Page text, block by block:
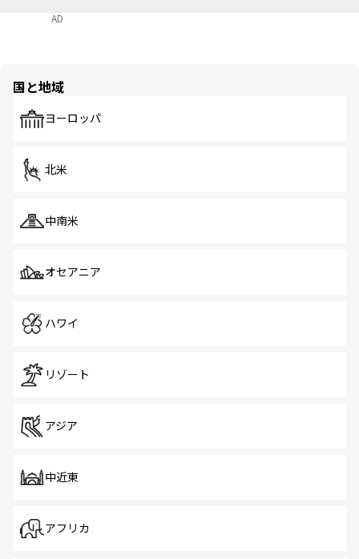
AD
国と地域
ヨーロッパ
北米
中南米
オセアニア
ハワイ
リゾート
アジア
中近東
アフリカ